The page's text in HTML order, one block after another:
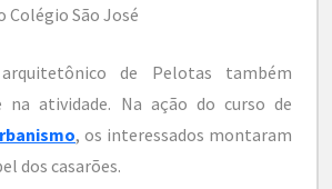
de Pelotas também
na atividade. Na ação do curso de
, os interessados montaram
dos casarões.